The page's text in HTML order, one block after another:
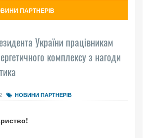
ПАРТНЕРІВ
України працівникам
комплексу з нагоди
НОВИНИ ПАРТНЕРІВ